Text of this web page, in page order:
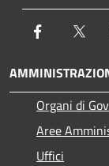
Facebook
Organi di
Aree
Uffici